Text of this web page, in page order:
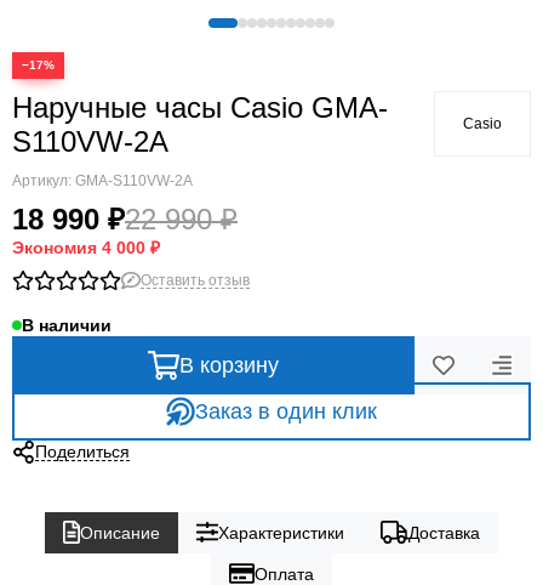
−17%
Наручные часы Casio GMA-
S110VW-2A
Артикул: GMA-S110VW-2A
18 990 ₽22 990 ₽
Экономия 4 000 ₽
Casio
Оставить отзыв
В наличии
В корзину
Заказ в один клик
Поделиться
Описание Характеристики Доставка
Оплата